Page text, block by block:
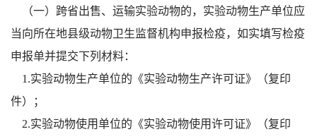
（一）跨省出售、运输实验动物的，实验动物生产单位应
当向所在地县级动物卫生监督机构申报检疫，如实填写检疫
申报单并提交下列材料：
1.实验动物生产单位的《实验动物生产许可证》（复印
件）；
2.实验动物使用单位的《实验动物使用许可证》（复印